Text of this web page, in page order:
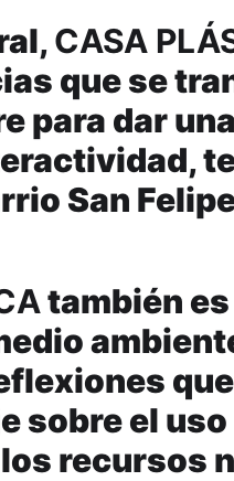
CASA
que se
para dar
San
también
sobre el
recursos